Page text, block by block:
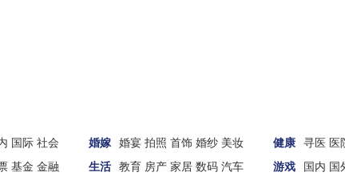
国际 社会
基金 金融
婚嫁 婚宴 拍照 首饰 婚纱 美妆
生活
教育 房产 家居 数码 汽车
健康 寻医 医
游戏
国内 国